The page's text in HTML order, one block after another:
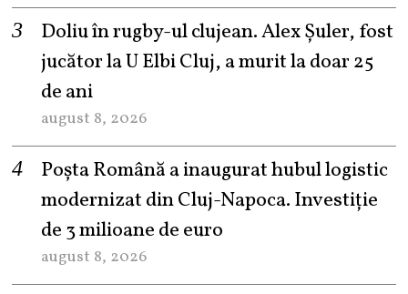
Doliu în rugby-ul clujean. Alex Șuler, fost
jucător la U Elbi Cluj, a murit la doar 25
de ani
august 8, 2026
Poșta Română a inaugurat hubul logistic
modernizat din Cluj-Napoca. Investiție
de 3 milioane de euro
august 8, 2026